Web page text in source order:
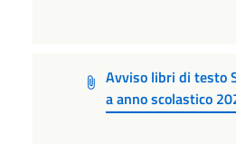
Avviso libri di testo
a anno scolastico